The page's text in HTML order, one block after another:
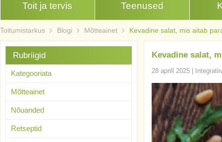
Toit ja tervis Teenused
Toitumistarkus Blogi Mõtteainet Kevadine salat, mis aitab
Kevadine salat,
28 aprill 2025
Rubriigid
Kategooriata
Mõtteainet
Nõuanded
Retseptid